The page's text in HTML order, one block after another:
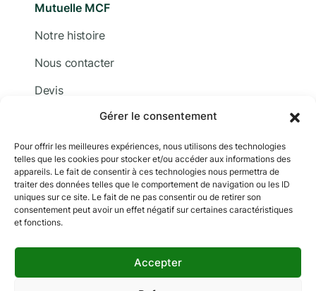
Gérer le consentement
Pour offrir les meilleures expériences, nous utilisons des technologies
telles que les cookies pour stocker et/ou accéder aux informations des
appareils. Le fait de consentir à ces technologies nous permettra de
traiter des données telles que le comportement de navigation ou les ID
uniques sur ce site. Le fait de ne pas consentir ou de retirer son
consentement peut avoir un effet négatif sur certaines caractéristiques
et fonctions.
Accepter
Mutuelle MCF
Notre histoire
Nous contacter
Devis
Documentation
Les photographies sur ce site sont © iStock sauf
indication contraire.